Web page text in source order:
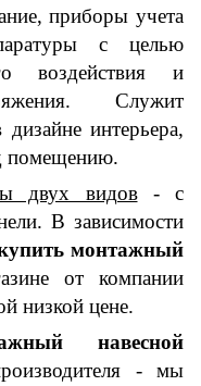
приборы учета
с целью
воздействия и
Служит
интерьера,
помещению.
двух видов- с
В зависимости
монтажный
от компании
низкой цене.
навесной
- мы